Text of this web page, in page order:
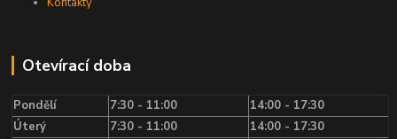
Otevírací doba
Pondělí 7:30 - 11:00
14:00 - 17:30
Úterý
7:30 - 11:00
14:00 - 17:30